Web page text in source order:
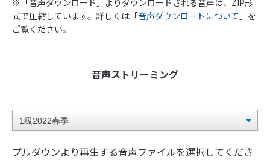
式で圧縮しています。詳しくは「音声ダウンロードについて 」を
ご覧ください。
音声ストリーミング
プルダウンより再生する音声ファイルを選択してくださ